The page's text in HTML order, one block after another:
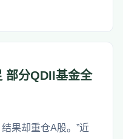
部分QDII基金全
果却重仓A股。”近